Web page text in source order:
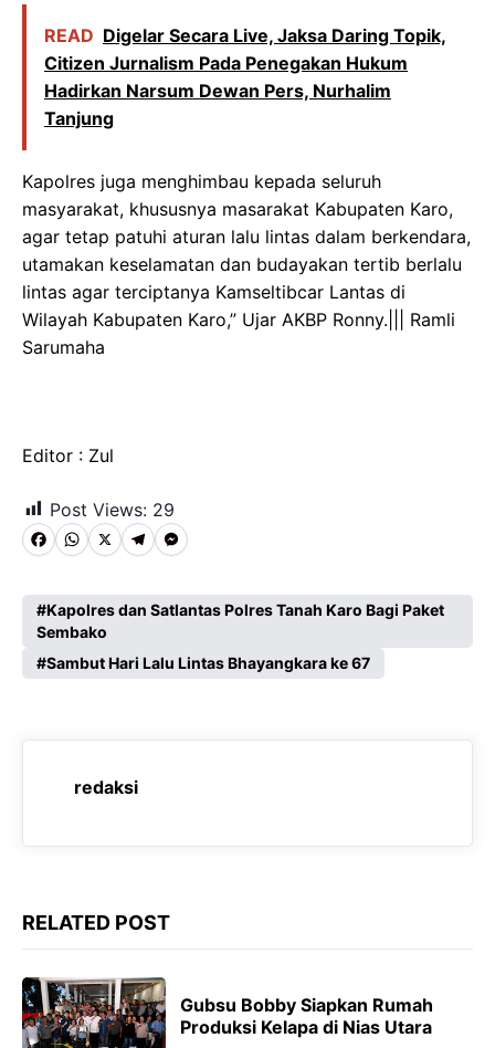
READ Digelar Secara Live, Jaksa Daring Topik,
Citizen Jurnalism Pada Penegakan Hukum
Hadirkan Narsum Dewan Pers, Nurhalim
Tanjung
Kapolres juga menghimbau kepada seluruh
masyarakat, khususnya masarakat Kabupaten Karo,
agar tetap patuhi aturan lalu lintas dalam berkendara,
utamakan keselamatan dan budayakan tertib berlalu
lintas agar terciptanya Kamseltibcar Lantas di
Wilayah Kabupaten Karo,” Ujar AKBP Ronny.||| Ramli
Sarumaha
Editor : Zul
Post Views: 29
F
c
e
b
W
a
t
s
p
X T
l
e
g
m
M
s
s
e
Kapolres dan Satlantas Polres Tanah Karo Bagi Paket
Sembako
Sambut Hari Lalu Lintas Bhayangkara ke 67
redaksi
RELATED POST
Gubsu Bobby Siapkan Rumah
Produksi Kelapa di Nias Utara